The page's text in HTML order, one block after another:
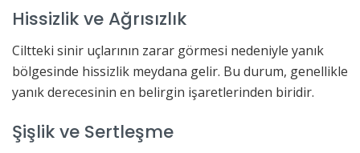
Hissizlik ve Ağrısızlık
Ciltteki sinir uçlarının zarar görmesi nedeniyle yanık
bölgesinde hissizlik meydana gelir. Bu durum, genellikle
yanık derecesinin en belirgin işaretlerinden biridir.
Şişlik ve Sertleşme